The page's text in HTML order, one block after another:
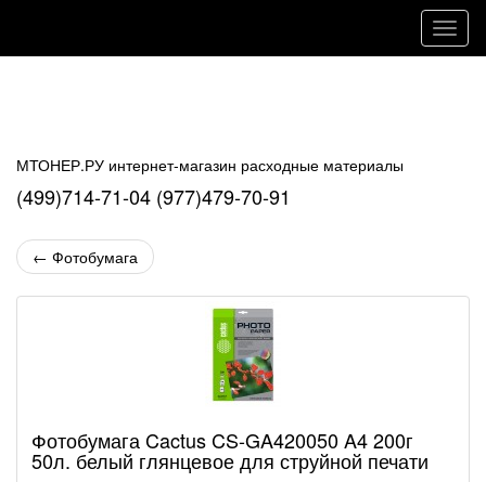
МТОНЕР.РУ интернет-магазин расходные материалы
(499)714-71-04 (977)479-70-91
← Фотобумага
Фотобумага Cactus CS-GA420050 A4 200г
50л. белый глянцевое для струйной печати